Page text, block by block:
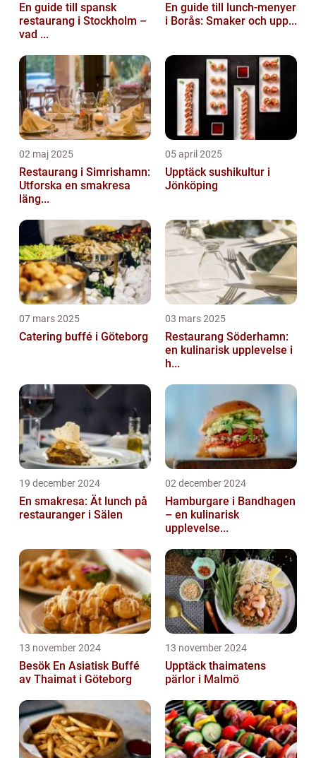
En guide till spansk
restaurang i Stockholm –
vad ...
En guide till lunch-menyer
i Borås: Smaker och upp...
02 maj 2025
Restaurang i Simrishamn:
Utforska en smakresa
läng...
05 april 2025
Upptäck sushikultur i
Jönköping
07 mars 2025
Catering buffé i Göteborg
03 mars 2025
Restaurang Söderhamn:
en kulinarisk upplevelse i
h...
19 december 2024
En smakresa: Ät lunch på
restauranger i Sälen
02 december 2024
Hamburgare i Bandhagen
– en kulinarisk
upplevelse...
13 november 2024
Besök En Asiatisk Buffé
av Thaimat i Göteborg
13 november 2024
Upptäck thaimatens
pärlor i Malmö